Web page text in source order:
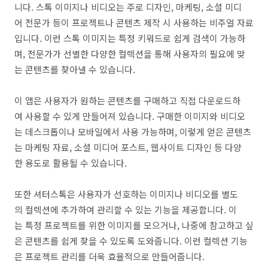
니다. 스톡 이미지나 비디오는 주로 디자인, 마케팅, 소셜 미디
어 전문가 등이 프로젝트나 콘텐츠 제작 시 사용하는 비주얼 자료
입니다. 이런 스톡 이미지는 특정 키워드로 쉽게 검색이 가능하
며, 전문가가 선별한 다양한 컬렉션을 통해 사용자의 필요에 맞
는 콘텐츠를 찾아낼 수 있습니다.
이 앱은 사용자가 원하는 콘텐츠를 구매하고 직접 다운로드하
여 사용할 수 있게 만들어져 있습니다. 구매한 이미지와 비디오
는 데스크톱이나 모바일에서 사용 가능하며, 이렇게 얻은 콘텐츠
는 마케팅 자료, 소셜 미디어 포스트, 웹사이트 디자인 등 다양
한 용도로 활용될 수 있습니다.
또한 셔터스톡은 사용자가 선호하는 이미지나 비디오를 별도
의 컬렉션에 추가하여 관리할 수 있는 기능을 제공합니다. 이
는 특정 프로젝트를 위한 이미지를 모으거나, 나중에 참고하고 싶
은 콘텐츠를 쉽게 찾을 수 있도록 도와줍니다. 이런 컬렉션 기능
은 프로젝트 관리를 더욱 효율적으로 만들어줍니다.